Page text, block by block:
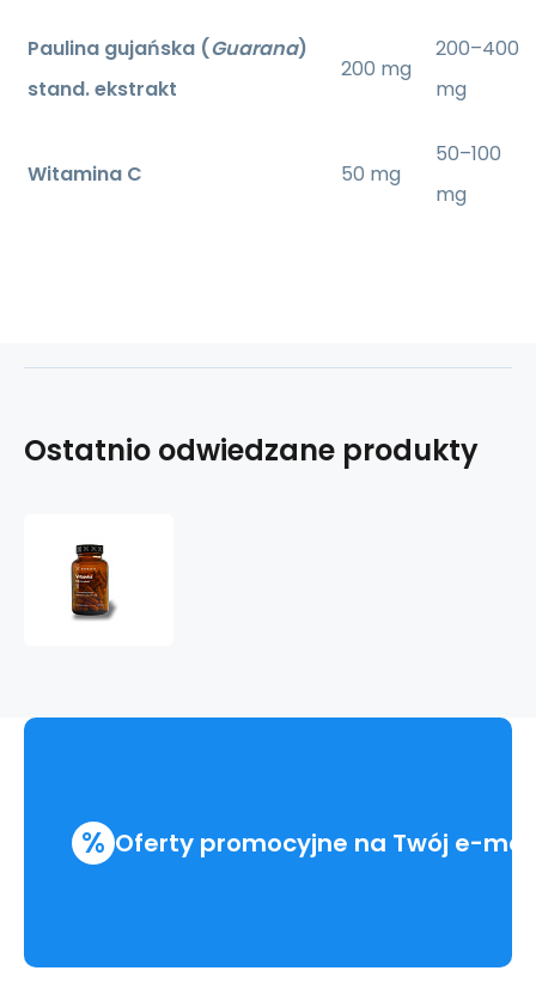
Paulina gujańska (Guarana)
stand. ekstrakt
200 mg
200–400
mg
Witamina C 50 mg
50–100
mg
Ostatnio odwiedzane produkty
% Oferty promocyjne na Twój e-mail